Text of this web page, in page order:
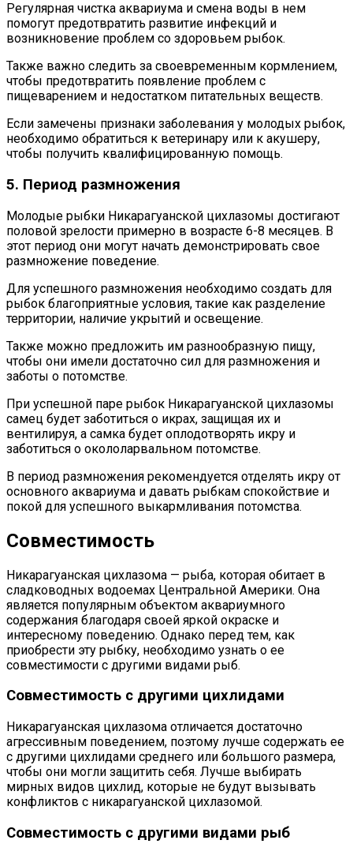
Регулярная чистка аквариума и смена воды в нем
помогут предотвратить развитие инфекций и
возникновение проблем со здоровьем рыбок.
Также важно следить за своевременным кормлением,
чтобы предотвратить появление проблем с
пищеварением и недостатком питательных веществ.
Если замечены признаки заболевания у молодых рыбок,
необходимо обратиться к ветеринару или к акушеру,
чтобы получить квалифицированную помощь.
5. Период размножения
Молодые рыбки Никарагуанской цихлазомы достигают
половой зрелости примерно в возрасте 6-8 месяцев. В
этот период они могут начать демонстрировать свое
размножение поведение.
Для успешного размножения необходимо создать для
рыбок благоприятные условия, такие как разделение
территории, наличие укрытий и освещение.
Также можно предложить им разнообразную пищу,
чтобы они имели достаточно сил для размножения и
заботы о потомстве.
При успешной паре рыбок Никарагуанской цихлазомы
самец будет заботиться о икрах, защищая их и
вентилируя, а самка будет оплодотворять икру и
заботиться о окололарвальном потомстве.
В период размножения рекомендуется отделять икру от
основного аквариума и давать рыбкам спокойствие и
покой для успешного выкармливания потомства.
Совместимость
Никарагуанская цихлазома — рыба, которая обитает в
сладководных водоемах Центральной Америки. Она
является популярным объектом аквариумного
содержания благодаря своей яркой окраске и
интересному поведению. Однако перед тем, как
приобрести эту рыбку, необходимо узнать о ее
совместимости с другими видами рыб.
Совместимость с другими цихлидами
Никарагуанская цихлазома отличается достаточно
агрессивным поведением, поэтому лучше содержать ее
с другими цихлидами среднего или большого размера,
чтобы они могли защитить себя. Лучше выбирать
мирных видов цихлид, которые не будут вызывать
конфликтов с никарагуанской цихлазомой.
Совместимость с другими видами рыб